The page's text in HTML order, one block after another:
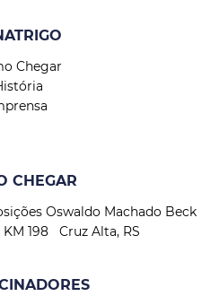
Chegar
CHEGAR
Oswaldo Machado Beck
198 Cruz Alta, RS